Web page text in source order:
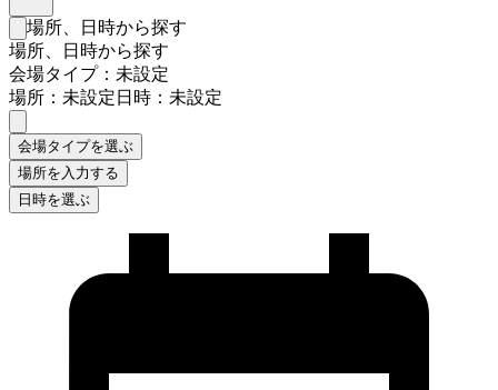
検索フォームを閉じる
場所、日時から探す
場所、日時から探す
会場タイプ：未設定
場所：未設定日時：未設定
会場タイプを選ぶ
場所を入力する
日時を選ぶ